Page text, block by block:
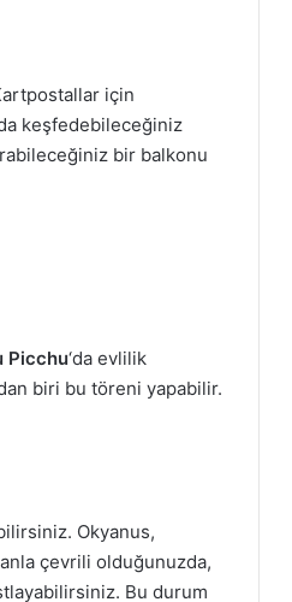
için
keşfedebileceğiniz
bir balkonu
Picchu‘da evlilik
biri bu töreni yapabilir.
Okyanus,
çevrili olduğunuzda,
Bu durum